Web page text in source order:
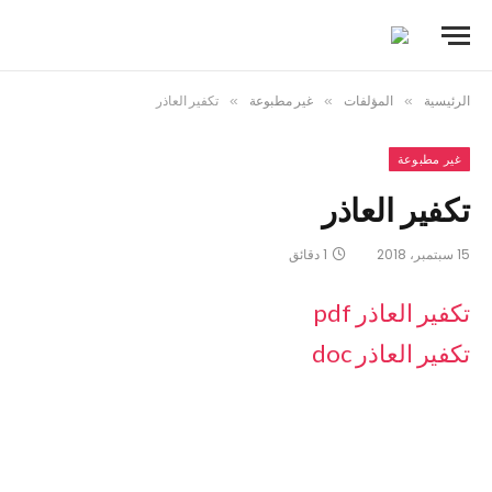
الرئيسية » المؤلفات » غير مطبوعة » تكفير العاذر
غير مطبوعة
تكفير العاذر
15 سبتمبر، 2018 1 دقائق
تكفير العاذر pdf
تكفير العاذر doc